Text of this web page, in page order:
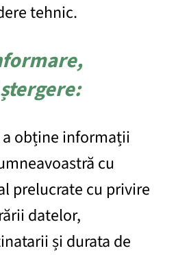
tehnic.
obține informații
cu
prelucrate cu privire
datelor,
și durata de